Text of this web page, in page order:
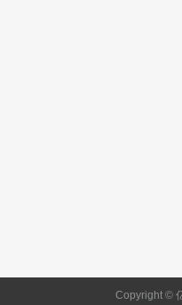
Copyright ©